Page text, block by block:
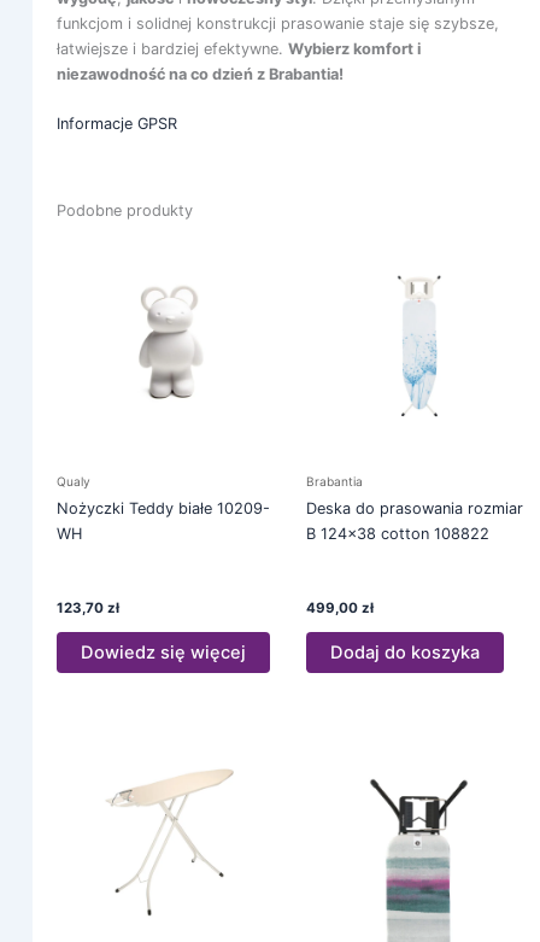
funkcjom i solidnej konstrukcji prasowanie staje się szybsze,
łatwiejsze i bardziej efektywne. Wybierz komfort i
niezawodność na co dzień z Brabantia!
Informacje GPSR
Podobne produkty
Qualy
Nożyczki Teddy białe 10209-
WH
123,70 zł
Dowiedz się więcej
Brabantia
Deska do prasowania rozmiar
B 124×38 cotton 108822
499,00 zł
Dodaj do koszyka